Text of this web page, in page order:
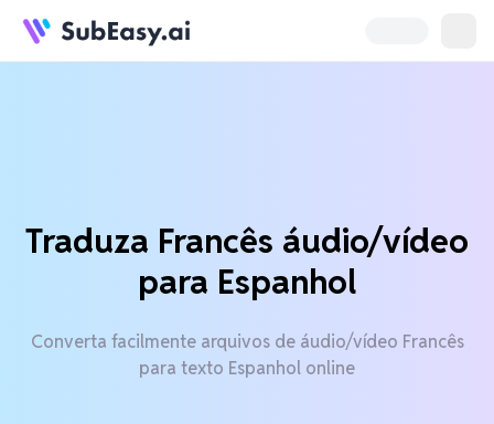
Traduza Francês áudio/vídeo
para Espanhol
Converta facilmente arquivos de áudio/vídeo Francês
para texto Espanhol online